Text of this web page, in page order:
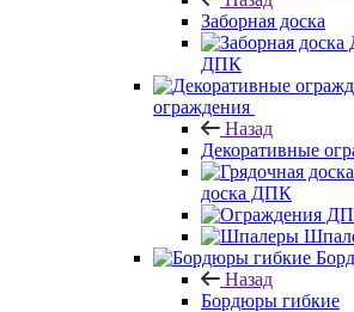
Заборная доска
ДПК
ограждения
Назад
Декоративные
доска ДПК
Назад
Бордюры гибкие